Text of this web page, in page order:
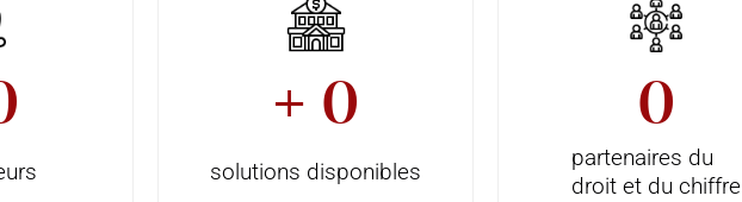
solutions disponibles
+ 0
partenaires du
droit et du chiffre
0